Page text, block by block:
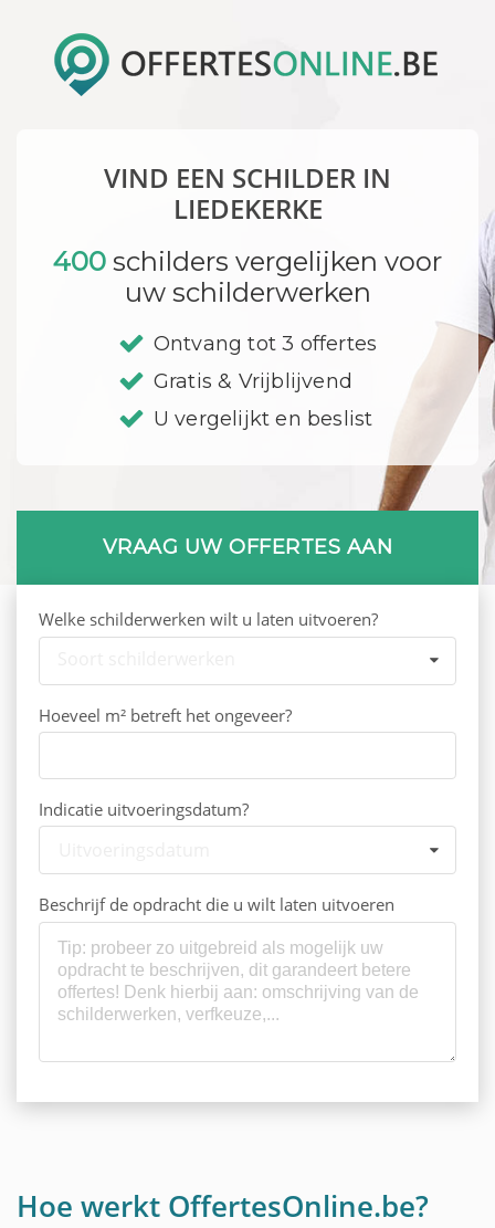
VIND EEN SCHILDER IN
LIEDEKERKE
400 schilders vergelijken voor
uw schilderwerken
Ontvang tot 3 offertes
Gratis & Vrijblijvend
U vergelijkt en beslist
VRAAG UW OFFERTES AAN
Welke schilderwerken wilt u laten uitvoeren?
Hoeveel m² betreft het ongeveer?
Indicatie uitvoeringsdatum?
Beschrijf de opdracht die u wilt laten uitvoeren
Hoe werkt OffertesOnline.be?